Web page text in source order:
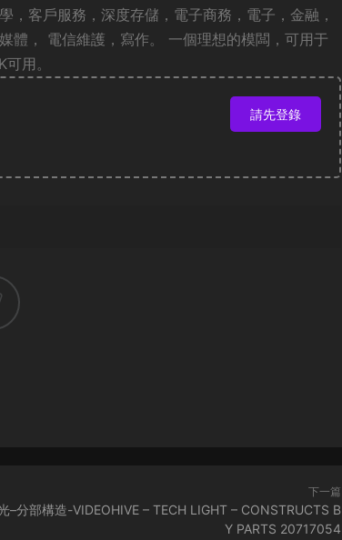
客戶服務，深度存儲，電子商務，電子，金融，
體， 電信維護，寫作。 一個理想的模闆，可用于
用。
請先登錄
下一篇
–分部構造-VIDEOHIVE – TECH LIGHT – CONSTRUCTS B
Y PARTS 20717054